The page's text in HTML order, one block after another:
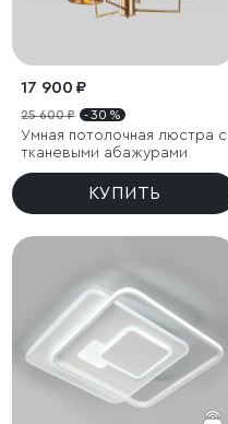
17 900 ₽
25 600 ₽ - 30 %
Умная потолочная люстра с
тканевыми абажурами
КУПИТЬ